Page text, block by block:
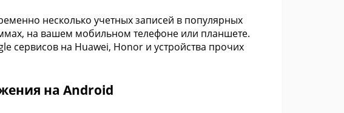
несколько учетных записей в популярных
на вашем мобильном телефоне или планшете.
сервисов на Huawei, Honor и устройства прочих
на Android